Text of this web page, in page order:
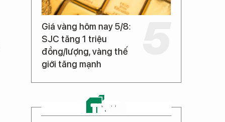
Giá vàng hôm nay 5/8:
SJC tăng 1 triệu
đồng/lượng, vàng thế
giới tăng mạnh
TIN MỚI